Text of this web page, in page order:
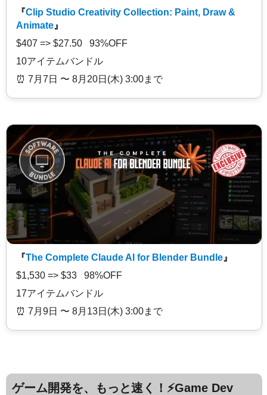
『Clip Studio Creativity Collection: Paint, Draw &
Animate 』
$407 => $27.50 93%OFF
10アイテムバンドル
⏰️ 7月7日 〜 8月20日(木) 3:00まで
『The Complete Claude AI for Blender Bundle 』
$1,530 => $33 98%OFF
17アイテムバンドル
⏰️ 7月9日 〜 8月13日(木) 3:00まで
ゲーム開発を、もっと速く！⚡️Game Dev